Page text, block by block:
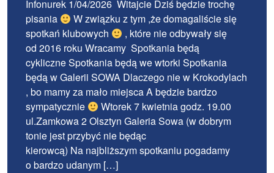
Infonurek 1/04/2026 Witajcie Dziś będzie trochę
pisania
W związku z tym ,że domagaliście się
spotkań klubowych
, które nie odbywały się
od 2016 roku Wracamy Spotkania będą
cykliczne Spotkania będą we wtorki Spotkania
będą w Galerii SOWA Dlaczego nie w Krokodylach
, bo mamy za mało miejsca A będzie bardzo
sympatycznie
Wtorek 7 kwietnia godz. 19.00
ul.Zamkowa 2 Olsztyn Galeria Sowa (w dobrym
tonie jest przybyć nie będąc
kierowcą) Na najbliższym spotkaniu pogadamy
o bardzo udanym […]